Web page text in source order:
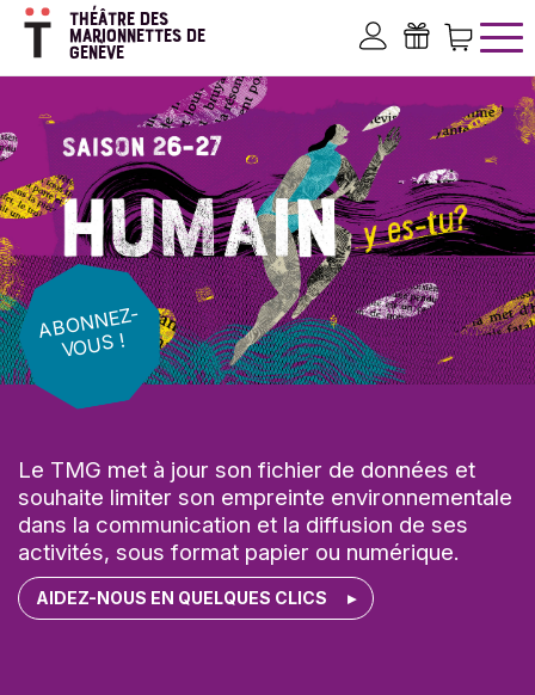
Aller
contenu
principal
THÉÂTRE DES
MARIONNETTES DE
GENÈVE
AB
O
N
NEZ-
V
O
US !
Le TMG met à jour son fichier de données et
souhaite limiter son empreinte environnementale
dans la communication et la diffusion de ses
activités, sous format papier ou numérique.
AIDEZ-NOUS EN QUELQUES CLICS